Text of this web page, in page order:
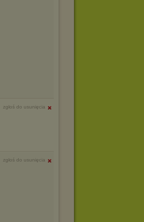
zgłoś do usunięcia
zgłoś do usunięcia